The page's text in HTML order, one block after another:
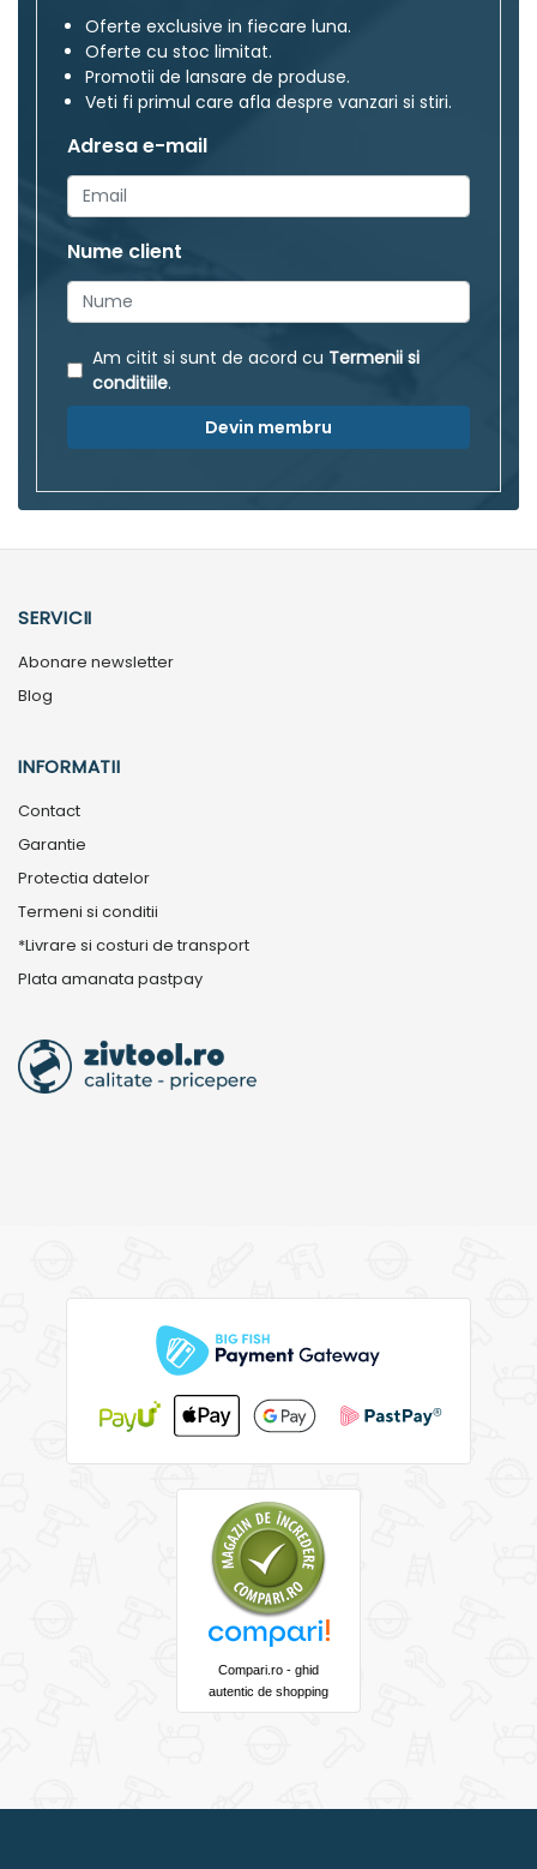
Oferte exclusive in fiecare luna.
Oferte cu stoc limitat.
Promotii de lansare de produse.
Veti fi primul care afla despre vanzari si stiri.
Adresa e-mail
Nume client
Am citit si sunt de acord cu Termenii si
conditiile.
Devin membru
SERVICII
Abonare newsletter
Blog
INFORMATII
Contact
Garantie
Protectia datelor
Termeni si conditii
*Livrare si costuri de transport
Plata amanata pastpay
Compari.ro - ghid
autentic de shopping